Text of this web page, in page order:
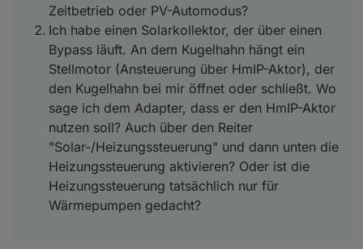
Automatik - Adapter wartet auf z.b.
Solarsteuerung, Froststeuerung oder
später Heizung,Wärmepumpe.
Diese dürfen dann im
Automatikmodus die Pumpe ein und
ausschalten.
Automatik PV - schaltet die Pumpe
ein bzw. aus (mit Nachlaufzeit) wenn
Photovoltaik Überschuss vorhanden
ist.
Zeit - Im Zeitmodul läuft die Pumpe
zu den eingestellten
Tagen/Uhrzeiten.
Adapter, dass er den HmIP-Aktor nutzen
soll? Auch über den Reiter
"Solar-/Heizungssteuerung" und dann
unten die Heizungssteuerung aktivieren?
Oder ist die Heizungssteuerung
tatsächlich nur für Wärmepumpen
gedacht?
Zeitbetrieb oder PV-Automodus?
Ich habe einen Solarkollektor, der über einen
Bypass läuft. An dem Kugelhahn hängt ein
Stellmotor (Ansteuerung über HmIP-Aktor), der
den Kugelhahn bei mir öffnet oder schließt. Wo
sage ich dem Adapter, dass er den HmIP-Aktor
nutzen soll? Auch über den Reiter
"Solar-/Heizungssteuerung" und dann unten die
Heizungssteuerung aktivieren? Oder ist die
Heizungssteuerung tatsächlich nur für
Wärmepumpen gedacht?